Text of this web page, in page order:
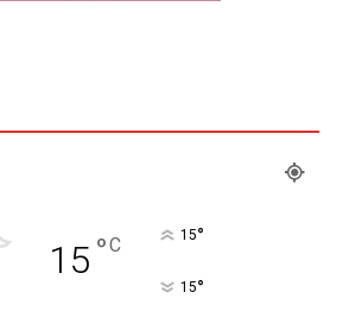
15 °C 15°
15°